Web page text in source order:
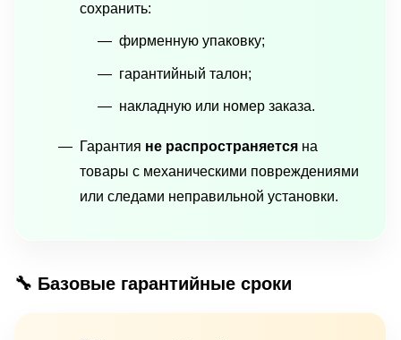
сохранить:
фирменную упаковку;
гарантийный талон;
накладную или номер заказа.
Гарантия не распространяется на
товары с механическими повреждениями
или следами неправильной установки.
🔧 Базовые гарантийные сроки